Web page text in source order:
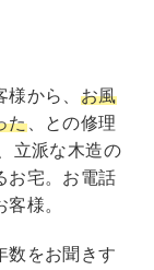
から、 お風
た、との修理
立派な木造の
お宅。お電話
様。
数をお聞きす